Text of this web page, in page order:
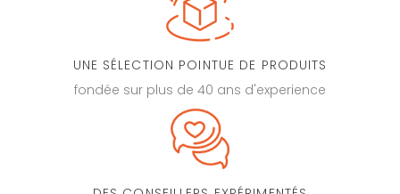
UNE SÉLECTION POINTUE DE PRODUITS
fondée sur plus de 40 ans d'experience